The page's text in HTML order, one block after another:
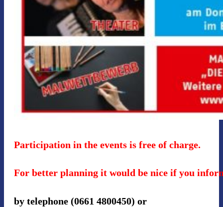
Participation in the events is free of charge.
For better planning it would be nice if you
by telephone (0661 4800450) or